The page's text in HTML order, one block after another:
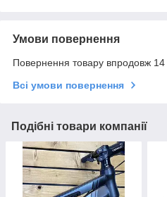
Умови повернення
Повернення товару впродовж 14
Всі умови повернення
Подібні товари компанії